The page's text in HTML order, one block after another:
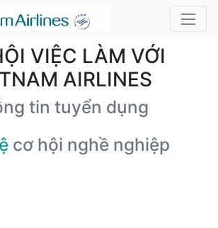
VIỆC LÀM VỚI
AIRLINES
tin tuyển dụng
cơ hội nghề nghiệp